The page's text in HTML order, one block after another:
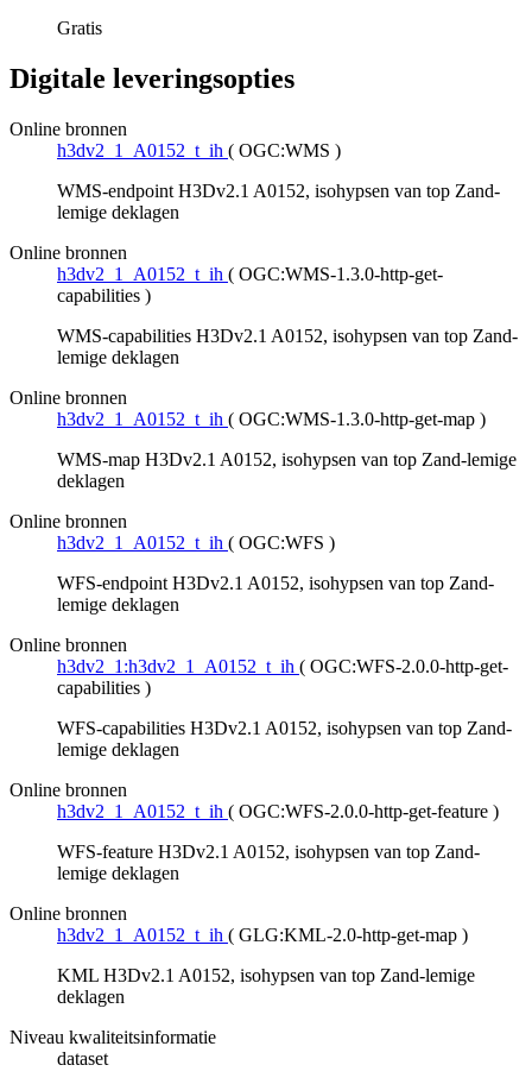
Gratis
Digitale leveringsopties
Online bronnen
h3dv2_1_A0152_t_ih ( OGC:WMS )
WMS-endpoint H3Dv2.1 A0152, isohypsen van top Zand-
lemige deklagen
Online bronnen
h3dv2_1_A0152_t_ih ( OGC:WMS-1.3.0-http-get-
capabilities )
WMS-capabilities H3Dv2.1 A0152, isohypsen van top Zand-
lemige deklagen
Online bronnen
h3dv2_1_A0152_t_ih ( OGC:WMS-1.3.0-http-get-map )
WMS-map H3Dv2.1 A0152, isohypsen van top Zand-lemige
deklagen
Online bronnen
h3dv2_1_A0152_t_ih ( OGC:WFS )
WFS-endpoint H3Dv2.1 A0152, isohypsen van top Zand-
lemige deklagen
Online bronnen
h3dv2_1:h3dv2_1_A0152_t_ih ( OGC:WFS-2.0.0-http-get-
capabilities )
WFS-capabilities H3Dv2.1 A0152, isohypsen van top Zand-
lemige deklagen
Online bronnen
h3dv2_1_A0152_t_ih ( OGC:WFS-2.0.0-http-get-feature )
WFS-feature H3Dv2.1 A0152, isohypsen van top Zand-
lemige deklagen
Online bronnen
h3dv2_1_A0152_t_ih ( GLG:KML-2.0-http-get-map )
KML H3Dv2.1 A0152, isohypsen van top Zand-lemige
deklagen
Niveau kwaliteitsinformatie
dataset